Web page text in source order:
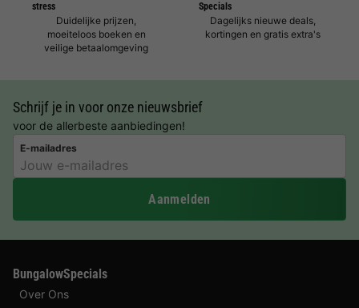
stress
Duidelijke prijzen,
moeiteloos boeken en
veilige betaalomgeving
Specials
Dagelijks nieuwe deals,
kortingen en gratis extra's
Schrijf je in voor onze nieuwsbrief
voor de allerbeste aanbiedingen!
E-mailadres
Aanmelden
BungalowSpecials
Over Ons